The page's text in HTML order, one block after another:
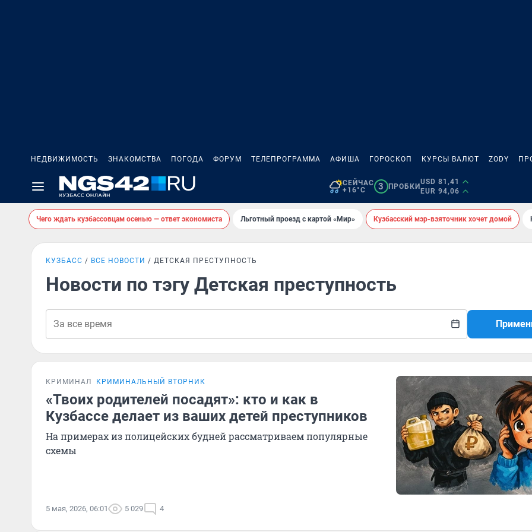
НЕДВИЖИМОСТЬ ЗНАКОМСТВА ПОГОДА ФОРУМ ТЕЛЕПРОГРАММА АФИША ГОРОСКОП КУРСЫ ВАЛЮТ ZODY
СЕЙЧАС
+16°C
3 ПРОБКИ
USD 81,41
EUR 94,06
Чего ждать кузбассовцам осенью — ответ экономиста Льготный проезд с картой «Мир» Кузбасский мэр-взяточник хочет домой
КУЗБАСС ВСЕ НОВОСТИ ДЕТСКАЯ ПРЕСТУПНОСТЬ
Новости по тэгу Детская преступность
КРИМИНАЛ КРИМИНАЛЬНЫЙ ВТОРНИК
«Твоих родителей посадят»: кто и как в
Кузбассе делает из ваших детей преступников
На примерах из полицейских будней рассматриваем популярные
схемы
5 мая, 2026, 06:01 5 029 4